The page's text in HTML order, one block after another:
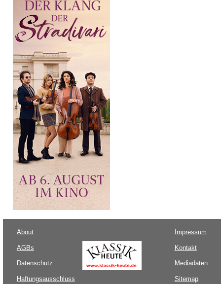
About
AGBs
Datenschutz
Haftungsausschluss
Impressum
Kontakt
Mediadaten
Sitemap